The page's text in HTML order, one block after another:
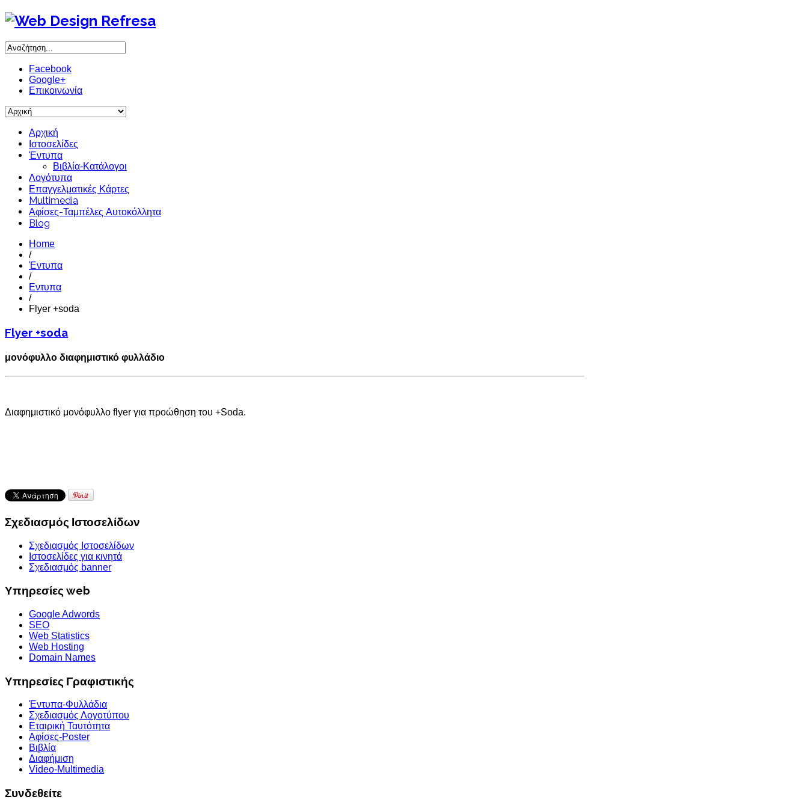
Facebook
Google+
Επικοινωνία
Αρχική
Ιστοσελίδες
Έντυπα
Βιβλία-Κατάλογοι
Λογότυπα
Επαγγελματικές Κάρτες
Multimedia
Αφίσες-Ταμπέλες Αυτοκόλλητα
Blog
Home
/
Έντυπα
/
Εντυπα
/
Flyer +soda
Flyer +soda
μονόφυλλο διαφημιστικό φυλλάδιο
Διαφημιστικό μονόφυλλο flyer για προώθηση του +Soda.
Σχεδιασμός Ιστοσελίδων
Σχεδιασμός Ιστοσελίδων
Ιστοσελίδες για κινητά
Σχεδιασμός banner
Υπηρεσίες web
Google Adwords
SEO
Web Statistics
Web Hosting
Domain Names
Υπηρεσίες Γραφιστικής
Έντυπα-Φυλλάδια
Σχεδιασμός Λογοτύπου
Εταιρική Ταυτότητα
Αφίσες-Poster
Βιβλία
Διαφήμιση
Video-Multimedia
Συνδεθείτε